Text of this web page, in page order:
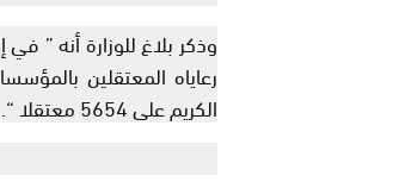
وذكر بلاغ للوزارة أنه ”
رعاياه المعتقلين
الكريم على 5654 معتقلا “.